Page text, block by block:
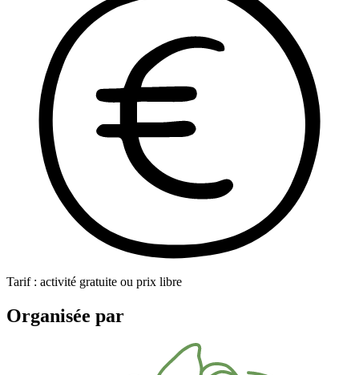
Tarif : activité gratuite ou prix libre
Organisée par